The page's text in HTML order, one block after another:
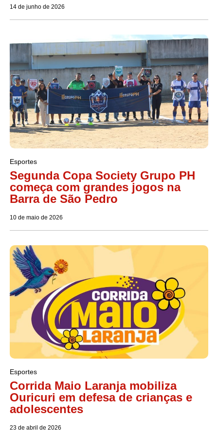
14 de junho de 2026
Esportes
Segunda Copa Society Grupo PH
começa com grandes jogos na
Barra de São Pedro
10 de maio de 2026
Esportes
Corrida Maio Laranja mobiliza
Ouricuri em defesa de crianças e
adolescentes
23 de abril de 2026